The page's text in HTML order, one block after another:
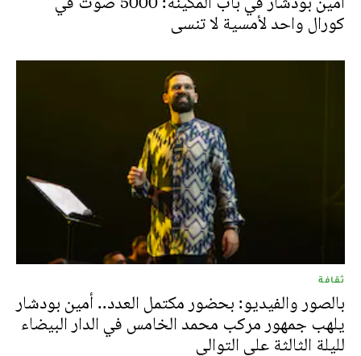
كورال واحد لأمسية لا تنسى
ثقافة
بالصور والفيديو: بحضور مكتمل العدد.. أمين بودشار
يلهب جمهور مركب محمد الخامس في الدار البيضاء
لليلة الثالثة على التوالي